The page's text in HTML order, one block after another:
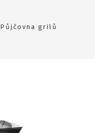
Půjčovna grilů